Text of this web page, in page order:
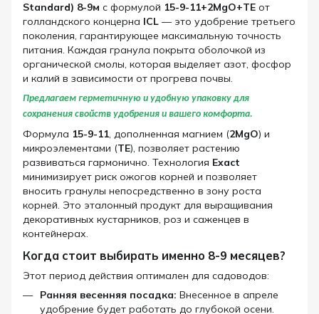
Standard) 8-9м с формулой 15-9-11+2MgO+TE от
голландского концерна ICL — это удобрение третьего
поколения, гарантирующее максимальную точность
питания. Каждая гранула покрыта оболочкой из
органической смолы, которая выделяет азот, фосфор
и калий в зависимости от прогрева почвы.
Предлагаем герметичную и удобную упаковку для
сохранения свойств удобрения и вашего комфорта.
Формула 15-9-11, дополненная магнием (2MgO) и
микроэлементами (TE), позволяет растению
развиваться гармонично. Технология Exact
минимизирует риск ожогов корней и позволяет
вносить гранулы непосредственно в зону роста
корней. Это эталонный продукт для выращивания
декоративных кустарников, роз и саженцев в
контейнерах.
Когда стоит выбирать именно 8-9 месяцев?
Этот период действия оптимален для садоводов:
Ранняя весенняя посадка: Внесенное в апреле
удобрение будет работать до глубокой осени.